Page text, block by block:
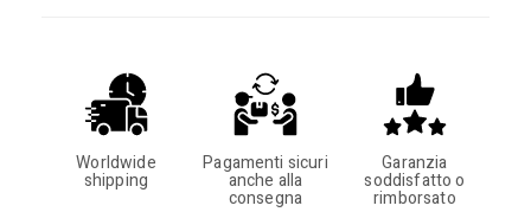
Worldwide
shipping
Pagamenti sicuri
anche alla
consegna
Garanzia
soddisfatto o
rimborsato